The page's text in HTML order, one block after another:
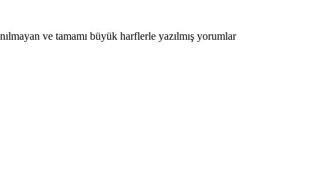
ve tamamı büyük harflerle yazılmış yorumlar